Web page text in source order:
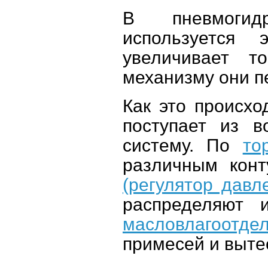
В
используется
увеличивает
механизму они
Как это
поступает из
систему. По
различным
(регулятор
распределяют
примесей и